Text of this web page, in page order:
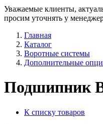
Уважаемые клиенты,
просим уточнять у
Главная
Каталог
Воротные системы
Дополнительные
Подшипник
К списку товаров